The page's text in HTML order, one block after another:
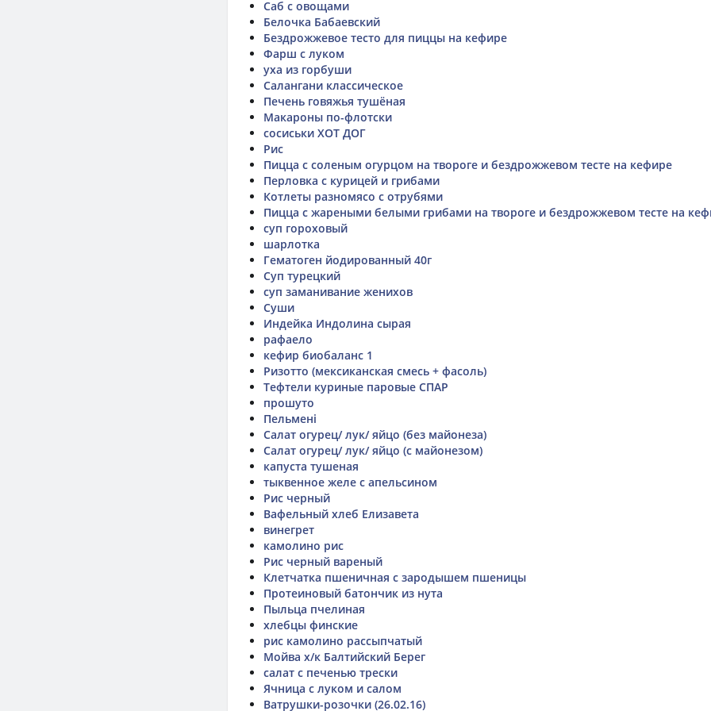
Саб с овощами
Белочка Бабаевский
Бездрожжевое тесто для пиццы на кефире
Фарш с луком
уха из горбуши
Салангани классическое
Печень говяжья тушёная
Макароны по-флотски
сосиськи ХОТ ДОГ
Рис
Пицца с соленым огурцом на твороге и бездрожжевом тесте на кефире
Перловка с курицей и грибами
Котлеты разномясо с отрубями
Пицца с жареными белыми грибами на твороге и бездрожжевом тесте на
суп гороховый
шарлотка
Гематоген йодированный 40г
Суп турецкий
суп заманивание женихов
Суши
Индейка Индолина сырая
рафаело
кефир биобаланс 1
Ризотто (мексиканская смесь + фасоль)
Тефтели куриные паровые СПАР
прошуто
Пельмені
Салат огурец/ лук/ яйцо (без майонеза)
Салат огурец/ лук/ яйцо (с майонезом)
капуста тушеная
тыквенное желе с апельсином
Рис черный
Вафельный хлеб Елизавета
винегрет
камолино рис
Рис черный вареный
Клетчатка пшеничная с зародышем пшеницы
Протеиновый батончик из нута
Пыльца пчелиная
хлебцы финские
рис камолино рассыпчатый
Мойва х/к Балтийский Берег
салат с печенью трески
Ячница с луком и салом
Ватрушки-розочки (26.02.16)